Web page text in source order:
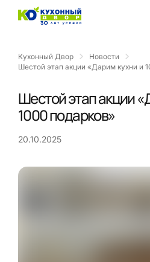
Кухонный Двор
Новости
Шестой этап акции «Дарим кухни и
Шестой этап акции
1000 подарков»
20.10.2025